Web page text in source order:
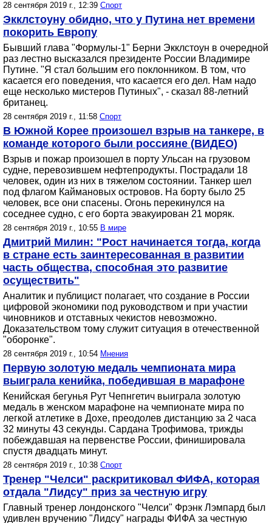
28 сентября 2019 г., 12:39 Спорт
Экклстоуну обидно, что у Путина нет времени
покорить Европу
Бывший глава "Формулы-1" Берни Экклстоун в очередной
раз лестно высказался президенте России Владимире
Путине. "Я стал большим его поклонником. В том, что
касается его поведения, что касается его дел. Нам надо
еще несколько мистеров Путиных", - сказал 88-летний
британец.
28 сентября 2019 г., 11:58 Спорт
В Южной Корее произошел взрыв на танкере, в
команде которого были россияне (ВИДЕО)
Взрыв и пожар произошел в порту Ульсан на грузовом
судне, перевозившем нефтепродукты. Пострадали 18
человек, один из них в тяжелом состоянии. Танкер шел
под флагом Каймановых островов. На борту было 25
человек, все они спасены. Огонь перекинулся на
соседнее судно, с его борта эвакуирован 21 моряк.
28 сентября 2019 г., 10:55 В мире
Дмитрий Милин: "Рост начинается тогда, когда
в стране есть заинтересованная в развитии
часть общества, способная это развитие
осуществить"
Аналитик и публицист полагает, что создание в России
цифровой экономики под руководством и при участии
чиновников и отставных чекистов невозможно.
Доказательством тому служит ситуация в отечественной
"оборонке".
28 сентября 2019 г., 10:54 Мнения
Первую золотую медаль чемпионата мира
выиграла кенийка, победившая в марафоне
Кенийская бегунья Рут Чепнгетич выиграла золотую
медаль в женском марафоне на чемпионате мира по
легкой атлетике в Дохе, преодолев дистанцию за 2 часа
32 минуты 43 секунды. Сардана Трофимова, трижды
побеждавшая на первенстве России, финишировала
спустя двадцать минут.
28 сентября 2019 г., 10:38 Спорт
Тренер "Челси" раскритиковал ФИФА, которая
отдала "Лидсу" приз за честную игру
Главный тренер лондонского "Челси" Фрэнк Лэмпард был
удивлен вручению "Лидсу" награды ФИФА за честную